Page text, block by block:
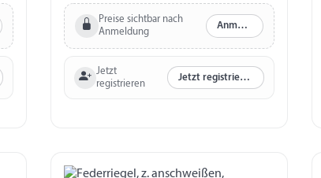
Preise sichtbar nach
Anmeldung
Anmelden
Jetzt
registrieren
Jetzt registrieren